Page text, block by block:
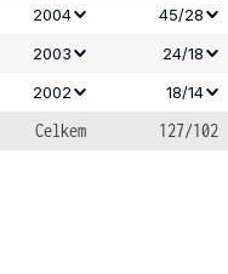
2004
45/28
2003
24/18
2002
18/14
Celkem 127/102